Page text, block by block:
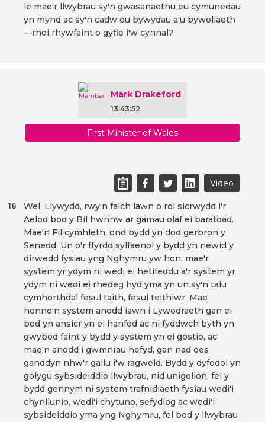
le mae'r llwybrau sy'n gwasanaethu eu cymunedau
yn mynd ac sy'n cadw eu bywydau a'u bywoliaeth
—rhoi rhywfaint o gyfle i'w cynnal?
Mark Drakeford
13:43:52
First Minister of Wales
Video
Wel, Llywydd, rwy'n falch iawn o roi sicrwydd i'r
Aelod bod y Bil hwnnw ar gamau olaf ei baratoad.
Mae'n Fil cymhleth, ond bydd yn dod gerbron y
Senedd. Un o'r ffyrdd sylfaenol y bydd yn newid y
dirwedd fysiau yng Nghymru yw hon: mae'r
system yr ydym ni wedi ei hetifeddu a'r system yr
ydym ni wedi ei rhedeg hyd yma yn un sy'n talu
cymhorthdal fesul taith, fesul teithiwr. Mae
honno'n system anodd iawn i Lywodraeth gan ei
bod yn ansicr yn ei hanfod ac ni fyddwch byth yn
gwybod faint y bydd y system yn ei gostio, ac
mae'n anodd i gwmnïau hefyd, gan nad oes
ganddyn nhw'r gallu i'w ragweld. Bydd y dyfodol yn
golygu sybsideiddio llwybrau, nid unigolion, fel y
bydd gennym ni system trafnidiaeth fysiau wedi'i
chynllunio, wedi'i chytuno, sefydlog ac wedi'i
sybsideiddio yma yng Nghymru, fel bod y llwybrau
18